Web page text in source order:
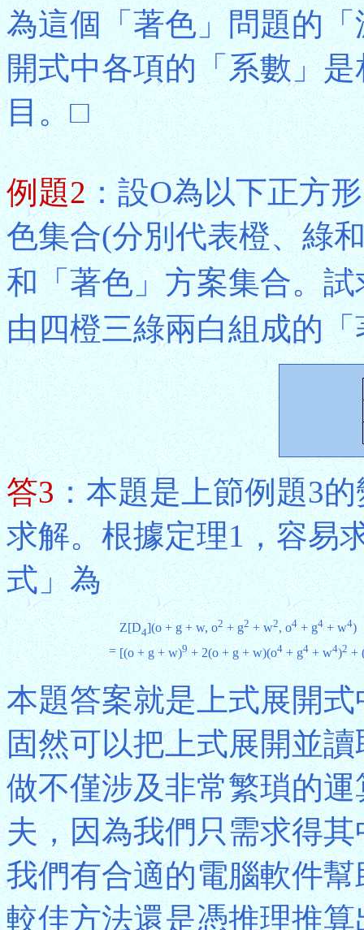
為這個「著色」問題的
開式中各項的「系數」
目。□
例題2：設O為以下正方
色集合(分別代表橙、綠
和「著色」方案集合。試
由四橙三綠兩白組成的
答3：本題是上節例題3
求解。根據定理1，容易
式」為
Z[D4](o + g + w, o2+ g2+ w2, o4+ g4+ w4)
= [(o + g + w)9+ 2(o + g + w)(o4+ g4+ w4)2+
本題答案就是上式展開式
固然可以把上式展開並
做不僅涉及非常繁瑣的
夫，因為我們只需求得
我們有合適的電腦軟件
較佳方法還是憑推理推